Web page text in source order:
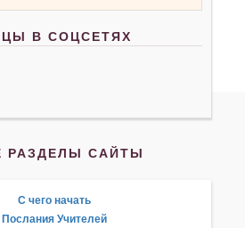
В СОЦСЕТЯХ
РАЗДЕЛЫ САЙТЫ
С чего начать
Послания Учителей